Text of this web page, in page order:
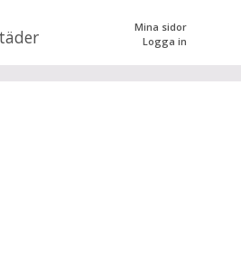
Mina sidor
Logga in